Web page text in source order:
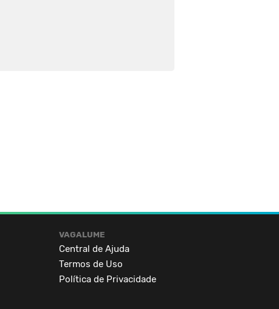
VAGALUME
Central de Ajuda
Termos de Uso
Política de Privacidade